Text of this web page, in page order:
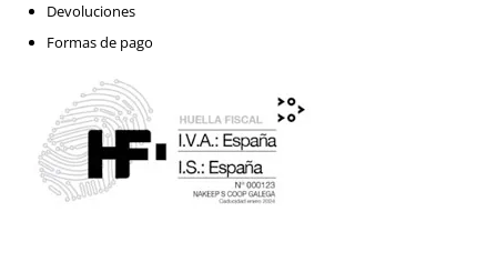
Devoluciones
Formas de pago